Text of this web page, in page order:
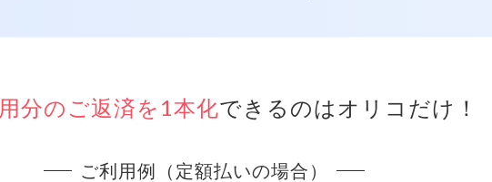
分のご返済を1本化できるのはオリコだけ！
ご利用例（定額払いの場合）